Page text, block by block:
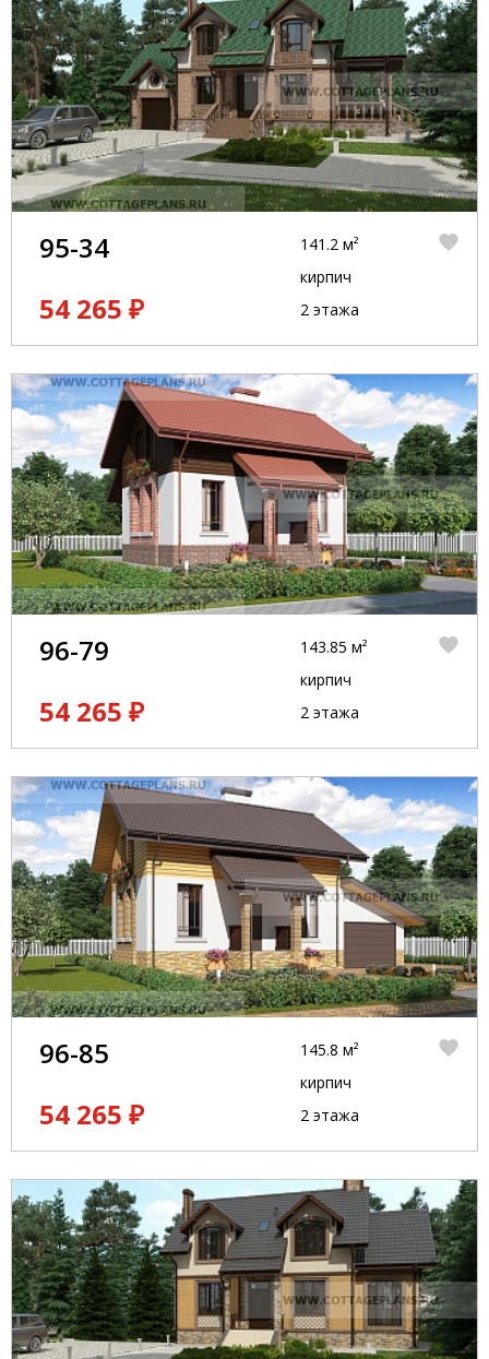
95-34
54 265 ₽
141.2 м²
кирпич
2 этажа
96-79
54 265 ₽
143.85 м²
кирпич
2 этажа
96-85
54 265 ₽
145.8 м²
кирпич
2 этажа